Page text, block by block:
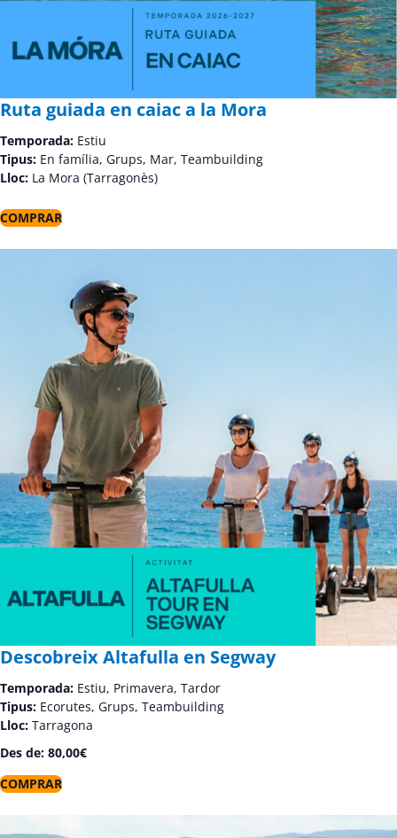
Ruta guiada en caiac a la Mora
Temporada: Estiu
Tipus: En família, Grups, Mar, Teambuilding
Lloc: La Mora (Tarragonès)
COMPRAR
Descobreix Altafulla en Segway
Temporada: Estiu, Primavera, Tardor
Tipus: Ecorutes, Grups, Teambuilding
Lloc: Tarragona
Des de: 80,00€
COMPRAR